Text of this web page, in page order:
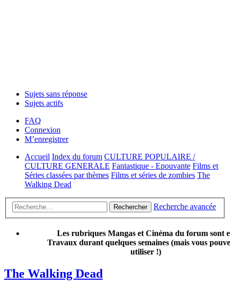
Sujets sans réponse
Sujets actifs
FAQ
Connexion
M’enregistrer
Accueil Index du forum CULTURE POPULAIRE /
CULTURE GENERALE Fantastique - Epouvante Films et
Séries classées par thèmes Films et séries de zombies The
Walking Dead
Rechercher Recherche avancée
Les rubriques Mangas et Cinéma du forum sont
Travaux durant quelques semaines (mais vous
utiliser !)
The Walking Dead